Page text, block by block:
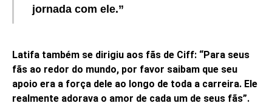
jornada com ele.”
Latifa também se dirigiu aos fãs de Ciff: “Para seus
fãs ao redor do mundo, por favor saibam que seu
apoio era a força dele ao longo de toda a carreira. Ele
realmente adorava o amor de cada um de seus fãs”.